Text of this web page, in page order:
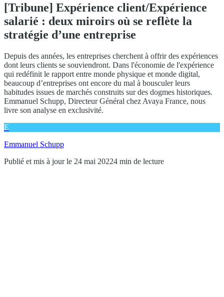
[Tribune] Expérience client/Expérience
salarié : deux miroirs où se reflète la
stratégie d’une entreprise
Depuis des années, les entreprises cherchent à offrir des expériences
dont leurs clients se souviendront. Dans l'économie de l'expérience
qui redéfinit le rapport entre monde physique et monde digital,
beaucoup d’entreprises ont encore du mal à bousculer leurs
habitudes issues de marchés construits sur des dogmes historiques.
Emmanuel Schupp, Directeur Général chez Avaya France, nous
livre son analyse en exclusivité.
E
Emmanuel Schupp
Publié et mis à jour le 24 mai 20224 min de lecture